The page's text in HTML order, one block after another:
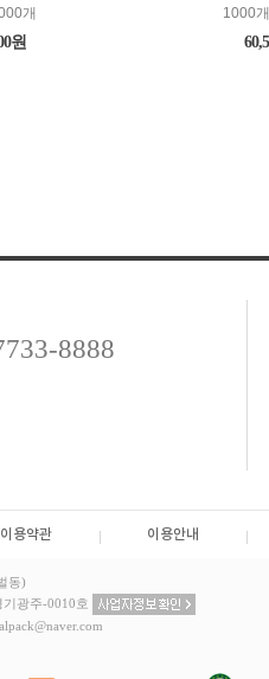
개
원
1000
8888
이용약관 이용안내
동)
광주-0010호